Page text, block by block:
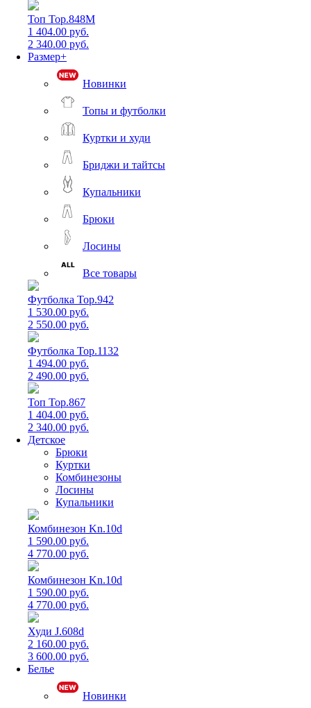
Топ Top.848M
1 404.00 руб.
2 340.00 руб.
Размер+
Новинки
Топы и футболки
Куртки и худи
Бриджи и тайтсы
Купальники
Брюки
Лосины
Все товары
Футболка Top.942
1 530.00 руб.
2 550.00 руб.
Футболка Top.1132
1 494.00 руб.
2 490.00 руб.
Топ Top.867
1 404.00 руб.
2 340.00 руб.
Детское
Брюки
Куртки
Комбинезоны
Лосины
Купальники
Комбинезон Kn.10d
1 590.00 руб.
4 770.00 руб.
Комбинезон Kn.10d
1 590.00 руб.
4 770.00 руб.
Худи J.608d
2 160.00 руб.
3 600.00 руб.
Белье
Новинки